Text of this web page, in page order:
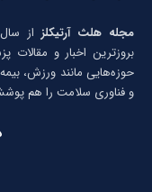
مجله هلث آرتیکلز
بروزترین اخبار و
حوزه‌هایی مانند ورزش،
و فناوری سلامت را هم